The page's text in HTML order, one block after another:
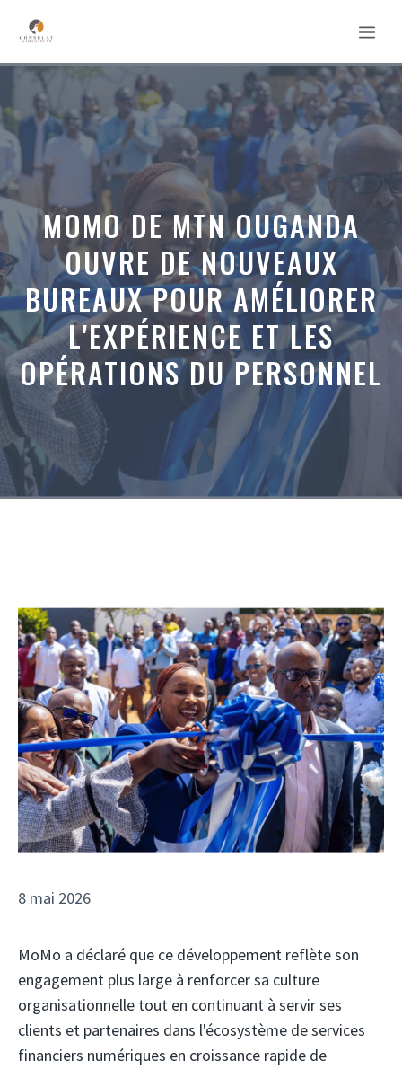
contenu
MOMO DE MTN OUGANDA
OUVRE DE NOUVEAUX
BUREAUX POUR AMÉLIORER
L'EXPÉRIENCE ET LES
OPÉRATIONS DU PERSONNEL
8 mai 2026
MoMo a déclaré que ce développement reflète son
engagement plus large à renforcer sa culture
organisationnelle tout en continuant à servir ses
clients et partenaires dans l'écosystème de services
financiers numériques en croissance rapide de